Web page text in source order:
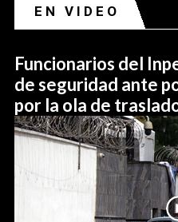
EN VIDEO
Funcionarios del
de seguridad ante
por la ola de